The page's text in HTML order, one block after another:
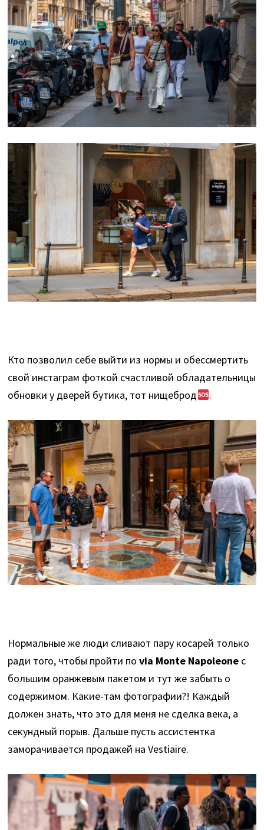
Кто позволил себе выйти из нормы и обессмертить
свой инстаграм фоткой счастливой обладательницы
обновки у дверей бутика, тот нищеброд
.
Нормальные же люди сливают пару косарей только
ради того, чтобы пройти поvia Monte Napoleone с
большим оранжевым пакетом и тут же забыть о
содержимом. Какие-там фотографии?! Каждый
должен знать, что это для меня не сделка века, а
секундный порыв. Дальше пусть ассистентка
заморачивается продажей на Vestiaire.